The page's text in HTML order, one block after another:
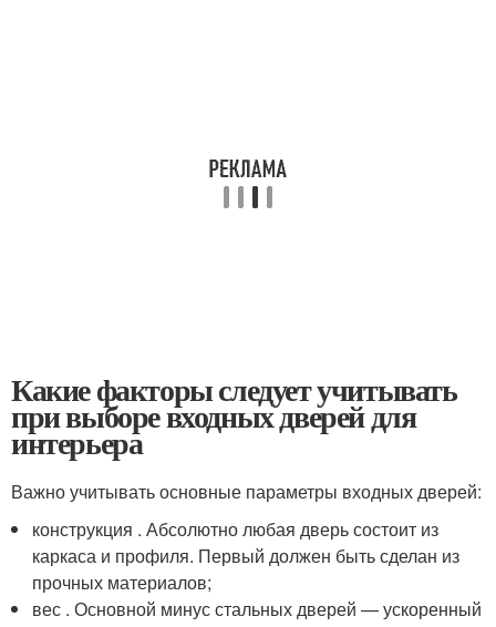
Какие факторы следует учитывать
при выборе входных дверей для
интерьера
Важно учитывать основные параметры входных дверей:
конструкция . Абсолютно любая дверь состоит из
каркаса и профиля. Первый должен быть сделан из
прочных материалов;
вес . Основной минус стальных дверей — ускоренный